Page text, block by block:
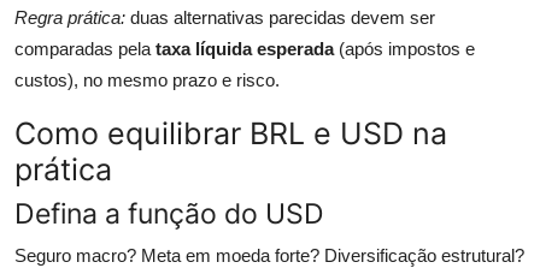
Regra prática: duas alternativas parecidas devem ser
comparadas pela taxa líquida esperada(após impostos e
custos), no mesmo prazo e risco.
Como equilibrar BRL e USD na
prática
Defina a função do USD
Seguro macro? Meta em moeda forte? Diversificação estrutural?